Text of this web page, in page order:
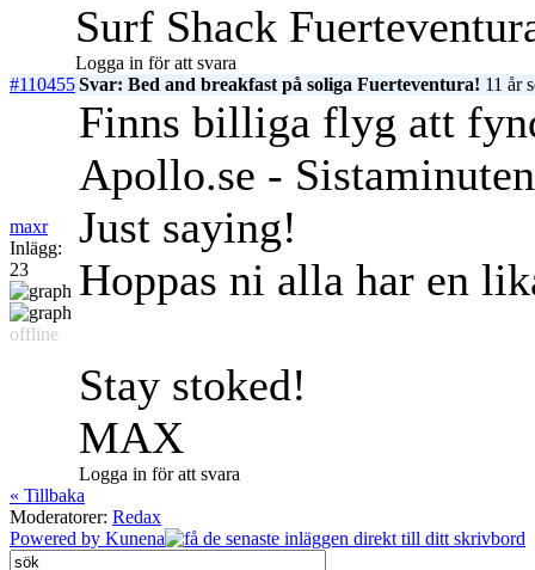
Surf Shack
Logga in för att svara
#110455Svar: Bed and breakfast på soliga Fuerteventura! 11 år
maxr
Inlägg:
23
offline
Finns billiga flyg att
Apollo.se - Sistaminuten
Just saying!
Hoppas ni alla har en
Stay stoked!
MAX
Logga in för att svara
« Tillbaka
Moderatorer: Redax
Powered by Kunena